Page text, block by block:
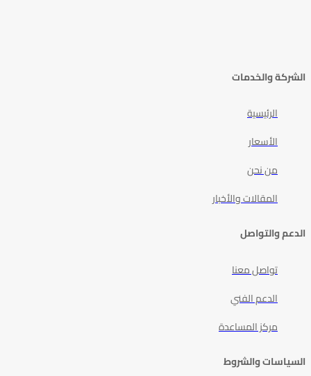
الشركة والخدمات
الرئيسية
الأسعار
من نحن
المقالات والأخبار
الدعم والتواصل
تواصل معنا
الدعم الفني
مركز المساعدة
السياسات والشروط